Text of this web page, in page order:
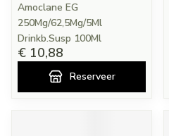
Amoclane EG
250Mg/62,5Mg/5Ml
Drinkb.Susp 100Ml
€ 10,88
Reserveer